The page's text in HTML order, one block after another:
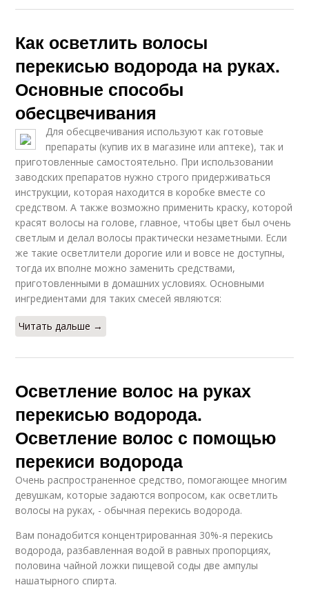
Как осветлить волосы
перекисью водорода на руках.
Основные способы
обесцвечивания
Для обесцвечивания используют как готовые
препараты (купив их в магазине или аптеке), так и
приготовленные самостоятельно. При использовании
заводских препаратов нужно строго придерживаться
инструкции, которая находится в коробке вместе со
средством. А также возможно применить краску, которой
красят волосы на голове, главное, чтобы цвет был очень
светлым и делал волосы практически незаметными. Если
же такие осветлители дорогие или и вовсе не доступны,
тогда их вполне можно заменить средствами,
приготовленными в домашних условиях. Основными
ингредиентами для таких смесей являются:
Читать дальше →
Осветление волос на руках
перекисью водорода.
Осветление волос с помощью
перекиси водорода
Очень распространенное средство, помогающее многим
девушкам, которые задаются вопросом, как осветлить
волосы на руках, - обычная перекись водорода.
Вам понадобится концентрированная 30%-я перекись
водорода, разбавленная водой в равных пропорциях,
половина чайной ложки пищевой соды две ампулы
нашатырного спирта.